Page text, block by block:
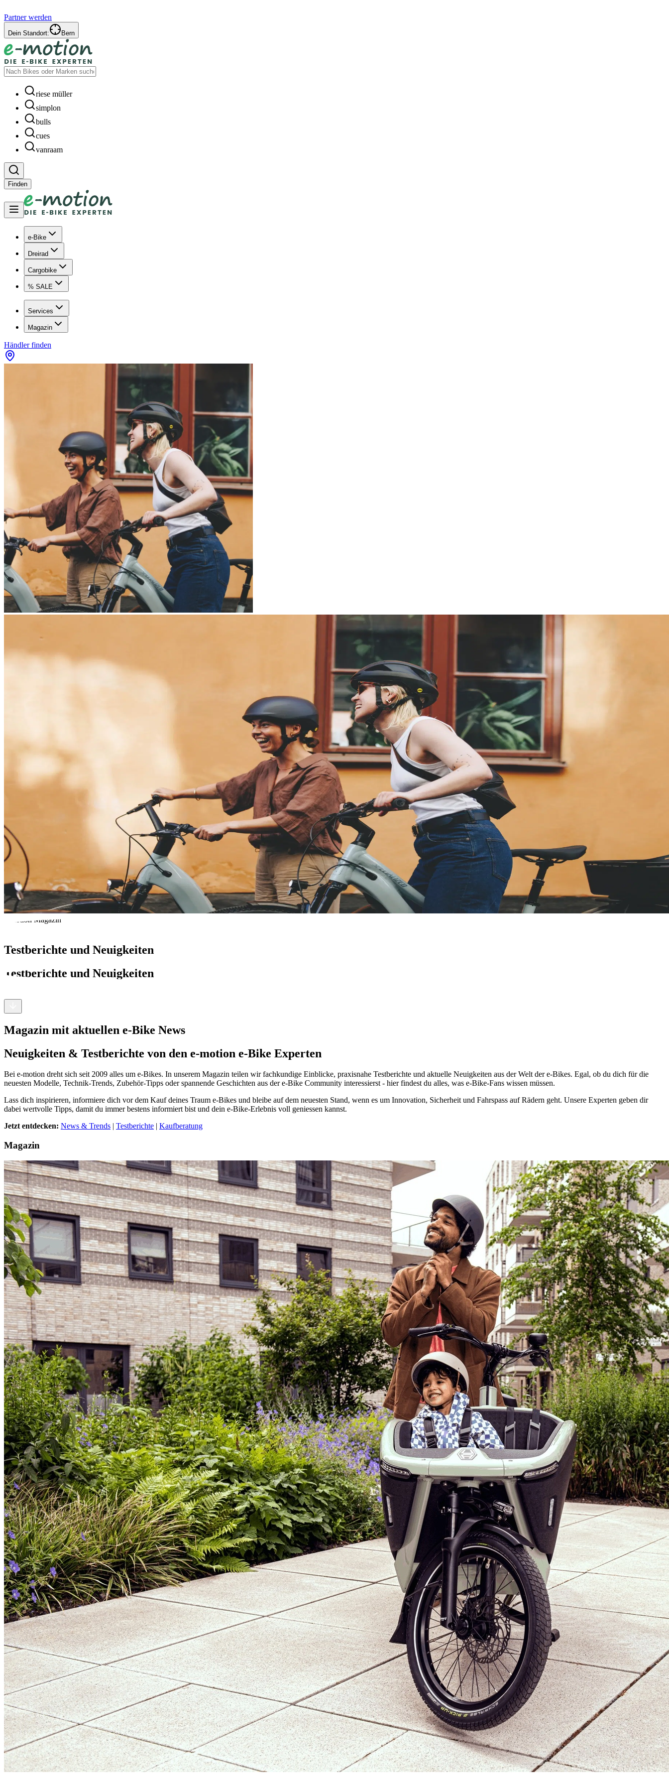
Partner werden
Dein Standort: Bern
riese müller
simplon
bulls
cues
vanraam
Finden
e-Bike
Dreirad
Cargobike
% SALE
Services
Magazin
Händler finden
e-motion Magazin
Testberichte und Neuigkeiten
Testberichte und Neuigkeiten
Magazin mit aktuellen e-Bike News
Neuigkeiten & Testberichte von den e-motion e-Bike Experten
Bei e-motion dreht sich seit 2009 alles um e-Bikes. In unserem Magazin teilen wir fachkundige Einblicke, praxisnahe Testberichte und aktuelle Neuigkeiten aus der Welt der e-Bikes. Egal, ob du dich für die
neuesten Modelle, Technik-Trends, Zubehör-Tipps oder spannende Geschichten aus der e-Bike Community interessierst - hier findest du alles, was e-Bike-Fans wissen müssen.
Lass dich inspirieren, informiere dich vor dem Kauf deines Traum e-Bikes und bleibe auf dem neuesten Stand, wenn es um Innovation, Sicherheit und Fahrspass auf Rädern geht. Unsere Experten geben dir
dabei wertvolle Tipps, damit du immer bestens informiert bist und dein e-Bike-Erlebnis voll geniessen kannst.
Jetzt entdecken: News & Trends | Testberichte | Kaufberatung
Magazin